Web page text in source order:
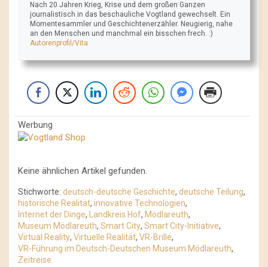
Nach 20 Jahren Krieg, Krise und dem großen Ganzen
journalistisch in das beschauliche Vogtland gewechselt. Ein
Momentesammler und Geschichtenerzähler. Neugierig, nahe
an den Menschen und manchmal ein bisschen frech. :)
Autorenprofil/Vita
Werbung
Keine ähnlichen Artikel gefunden.
Stichworte: deutsch-deutsche Geschichte, deutsche Teilung,
historische Realität, innovative Technologien,
Internet der Dinge, Landkreis Hof, Mödlareuth,
Museum Mödlareuth, Smart City, Smart City-Initiative,
Virtual Reality, Virtuelle Realität, VR-Brille,
VR-Führung im Deutsch-Deutschen Museum Mödlareuth,
Zeitreise